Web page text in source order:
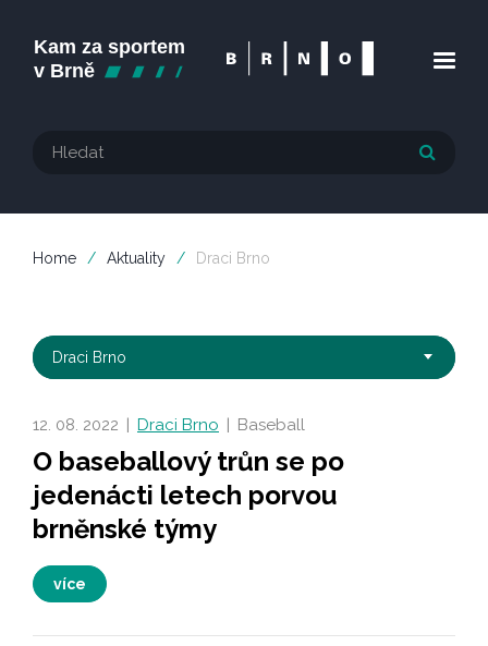
Home / Aktuality / Draci Brno
Draci Brno
12. 08. 2022 | Draci Brno | Baseball
O baseballový trůn se po
jedenácti letech porvou
brněnské týmy
více